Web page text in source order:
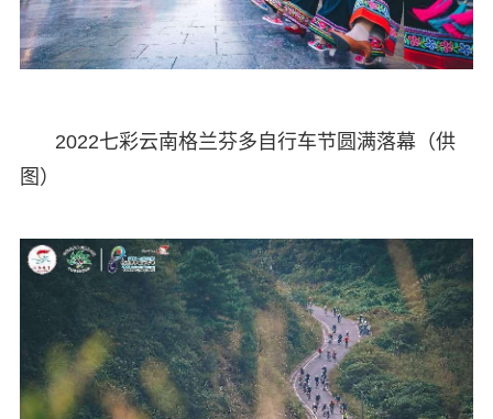
2022七彩云南格兰芬多自行车节圆满落幕（供
图）